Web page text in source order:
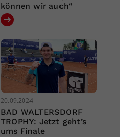
können wir auch“
20.09.2024
BAD WALTERSDORF
TROPHY: Jetzt geht’s
ums Finale